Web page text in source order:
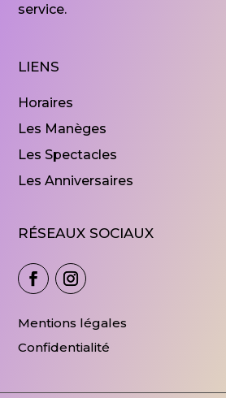
service.
LIENS
Horaires
Les Manèges
Les Spectacles
Les Anniversaires
RÉSEAUX SOCIAUX
Mentions légales
Confidentialité